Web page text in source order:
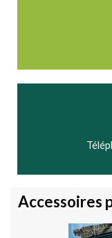
Accessoires